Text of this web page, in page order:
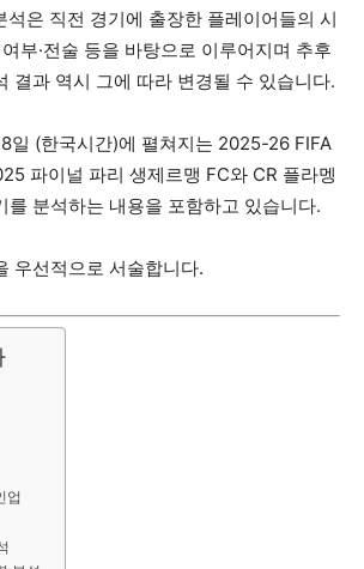
석은 직전 경기에 출장한 플레이어들의 시
부·전술 등을 바탕으로 이루어지며 추후
결과 역시 그에 따라 변경될 수 있습니다.
일 (한국시간)에 펼쳐지는 2025-26 FIFA
파이널 파리 생제르맹 FC와 CR 플라멩
를 분석하는 내용을 포함하고 있습니다.
우선적으로 서술합니다.
업